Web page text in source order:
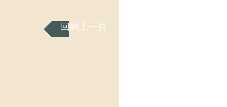
回到上一頁